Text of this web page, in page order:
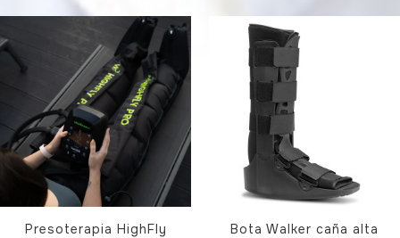
Presoterapia HighFly
Bota Walker caña alta